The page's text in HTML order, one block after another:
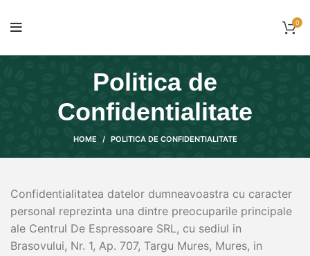
0
Politica de
Confidentialitate
HOME POLITICA DE CONFIDENTIALITATE
Confidentialitatea datelor dumneavoastra cu caracter
personal reprezinta una dintre preocuparile principale
ale Centrul De Espressoare SRL, cu sediul in
Brasovului, Nr. 1, Ap. 707, Targu Mures, Mures, in